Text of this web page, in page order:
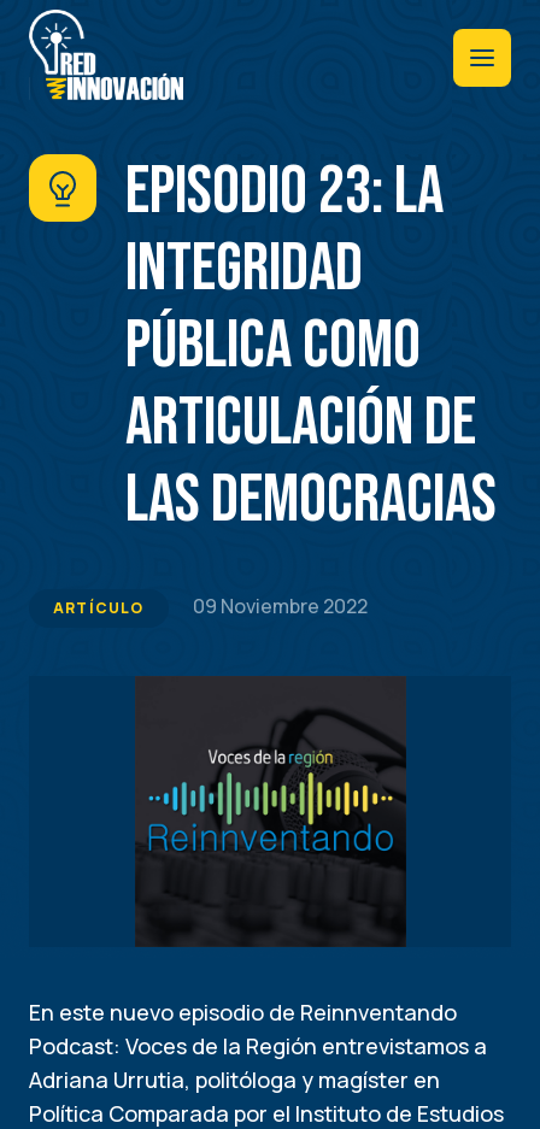
Pasar
contenido
principal
Episodio 23: La
integridad
pública como
articulación de
las democracias
ARTÍCULO 09 Noviembre 2022
En este nuevo episodio de Reinnventando
Podcast: Voces de la Región entrevistamos a
Adriana Urrutia, politóloga y magíster en
Política Comparada por el Instituto de Estudios